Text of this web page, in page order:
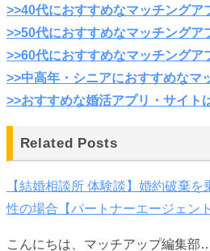
>>40代におすすめなマッチングア
>>50代におすすめなマッチングア
>>60代におすすめなマッチングア
>>中高年・シニアにおすすめなマ
>>おすすめな婚活アプリ・サイト
Related Posts
【結婚相談所 体験談】婚約破棄
性の場合【パートナーエージェント
こんにちは、マッチアップ編集部